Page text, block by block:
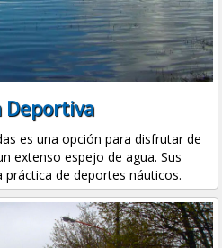
Deportiva
es una opción para disfrutar de
extenso espejo de agua. Sus
práctica de deportes náuticos.